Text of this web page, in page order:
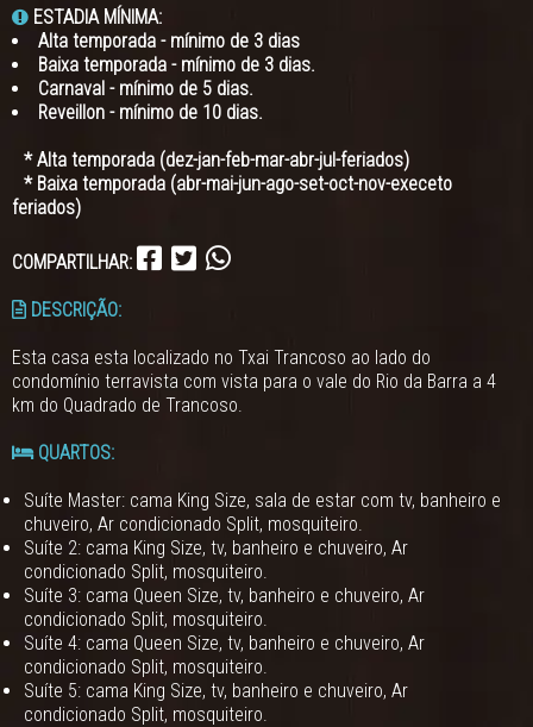
ESTADIA MÍNIMA:
Alta temporada - mínimo de 3 dias
Baixa temporada - mínimo de 3 dias.
Carnaval - mínimo de 5 dias.
Reveillon - mínimo de 10 dias.
* Alta temporada (dez-jan-feb-mar-abr-jul-feriados)
* Baixa temporada (abr-mai-jun-ago-set-oct-nov-execeto
feriados)
COMPARTILHAR:
DESCRIÇÃO:
Esta casa esta localizado no Txai Trancoso ao lado do
condomínio terravista com vista para o vale do Rio da Barra a 4
km do Quadrado de Trancoso.
QUARTOS:
Suíte Master: cama King Size, sala de estar com tv, banheiro e
chuveiro, Ar condicionado Split, mosquiteiro.
Suíte 2: cama King Size, tv, banheiro e chuveiro, Ar
condicionado Split, mosquiteiro.
Suíte 3: cama Queen Size, tv, banheiro e chuveiro, Ar
condicionado Split, mosquiteiro.
Suíte 4: cama Queen Size, tv, banheiro e chuveiro, Ar
condicionado Split, mosquiteiro.
Suíte 5: cama King Size, tv, banheiro e chuveiro, Ar
condicionado Split, mosquiteiro.